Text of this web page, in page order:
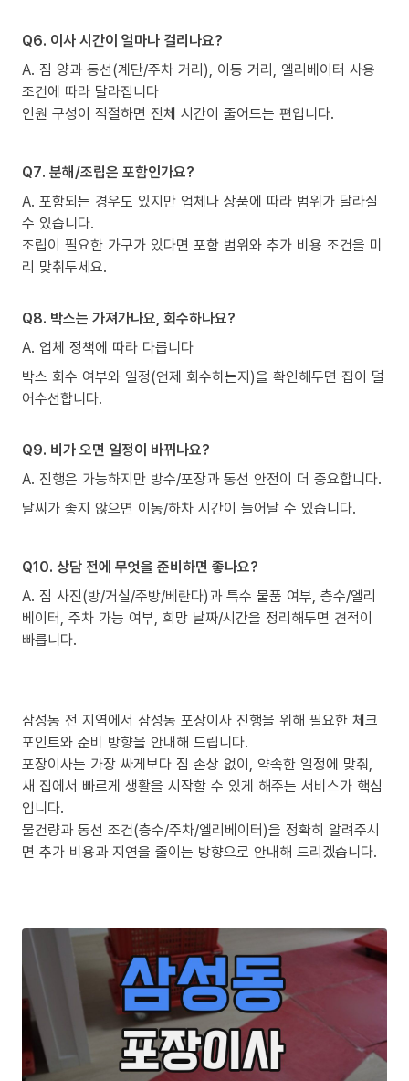
Q6. 이사 시간이 얼마나 걸리나요?
A. 짐 양과 동선(계단/주차 거리), 이동 거리, 엘리베이터 사용
조건에 따라 달라집니다
인원 구성이 적절하면 전체 시간이 줄어드는 편입니다.
Q7. 분해/조립은 포함인가요?
A. 포함되는 경우도 있지만 업체나 상품에 따라 범위가 달라질
수 있습니다.
조립이 필요한 가구가 있다면 포함 범위와 추가 비용 조건을 미
리 맞춰두세요.
Q8. 박스는 가져가나요, 회수하나요?
A. 업체 정책에 따라 다릅니다
박스 회수 여부와 일정(언제 회수하는지)을 확인해두면 집이 덜
어수선합니다.
Q9. 비가 오면 일정이 바뀌나요?
A. 진행은 가능하지만 방수/포장과 동선 안전이 더 중요합니다.
날씨가 좋지 않으면 이동/하차 시간이 늘어날 수 있습니다.
Q10. 상담 전에 무엇을 준비하면 좋나요?
A. 짐 사진(방/거실/주방/베란다)과 특수 물품 여부, 층수/엘리
베이터, 주차 가능 여부, 희망 날짜/시간을 정리해두면 견적이
빠릅니다.
삼성동 전 지역에서 삼성동 포장이사 진행을 위해 필요한 체크
포인트와 준비 방향을 안내해 드립니다.
포장이사는 가장 싸게보다 짐 손상 없이, 약속한 일정에 맞춰,
새 집에서 빠르게 생활을 시작할 수 있게 해주는 서비스가 핵심
입니다.
물건량과 동선 조건(층수/주차/엘리베이터)을 정확히 알려주시
면 추가 비용과 지연을 줄이는 방향으로 안내해 드리겠습니다.